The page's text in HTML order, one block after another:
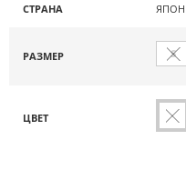
СТРАНА
РАЗМЕР S
ЦВЕТ